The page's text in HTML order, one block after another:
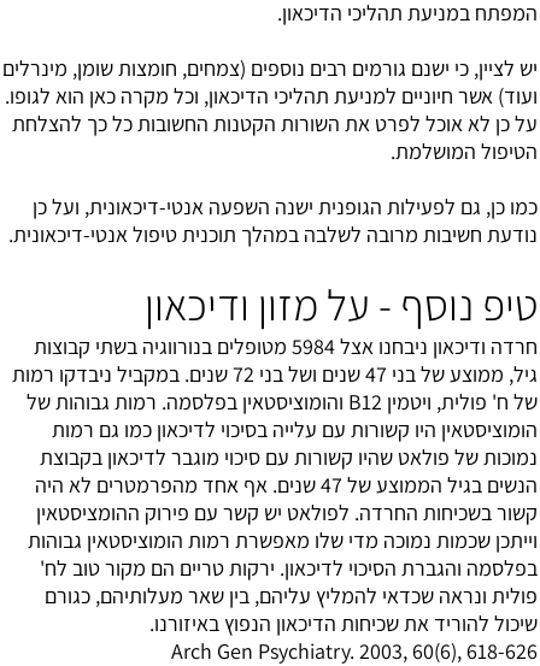
המפתח במניעת תהליכי הדיכאון.
יש לציין, כי ישנם גורמים רבים נוספים (צמחים, חומצות שומן, מינרלים
ועוד) אשר חיוניים למניעת תהליכי הדיכאון, וכל מקרה כאן הוא לגופו.
על כן לא אוכל לפרט את השורות הקטנות החשובות כל כך להצלחת
הטיפול המושלמת.
כמו כן, גם לפעילות הגופנית ישנה השפעה אנטי-דיכאונית, ועל כן
נודעת חשיבות מרובה לשלבה במהלך תוכנית טיפול אנטי-דיכאונית.
טיפ נוסף - על מזון ודיכאון
חרדה ודיכאון ניבחנו אצל 5984 מטופלים בנורווגיה בשתי קבוצות
גיל, ממוצע של בני 47 שנים ושל בני 72 שנים. במקביל ניבדקו רמות
של ח' פולית, ויטמין B12 והומוציסטאין בפלסמה. רמות גבוהות של
הומוציסטאין היו קשורות עם עלייה בסיכוי לדיכאון כמו גם רמות
נמוכות של פולאט שהיו קשורות עם סיכוי מוגבר לדיכאון בקבוצת
הנשים בגיל הממוצע של 47 שנים. אף אחד מהפרמטרים לא היה
קשור בשכיחות החרדה. לפולאט יש קשר עם פירוק ההומציסטאין
וייתכן שכמות נמוכה מדי שלו מאפשרת רמות הומוציסטאין גבוהות
בפלסמה והגברת הסיכוי לדיכאון. ירקות טריים הם מקור טוב לח'
פולית ונראה שכדאי להמליץ עליהם, בין שאר מעלותיהם, כגורם
שיכול להוריד את שכיחות הדיכאון הנפוץ באיזורנו.
Arch Gen Psychiatry. 2003, 60(6), 618-626